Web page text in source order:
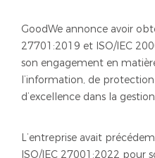
GoodWe annonce avoir
27701:2019 et ISO/IEC
son engagement en
l’information, de
d’excellence dans la
L’entreprise avait
ISO/IEC 27001:2022 pour